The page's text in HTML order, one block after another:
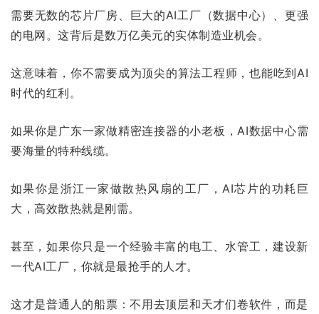
需要无数的芯片厂房、巨大的AI工厂（数据中心）、更强
的电网。这背后是数万亿美元的实体制造业机会。
这意味着，你不需要成为顶尖的算法工程师，也能吃到AI
时代的红利。
如果你是广东一家做精密连接器的小老板，AI数据中心需
要海量的特种线缆。
如果你是浙江一家做散热风扇的工厂，AI芯片的功耗巨
大，高效散热就是刚需。
甚至，如果你只是一个经验丰富的电工、水管工，建设新
一代AI工厂，你就是最抢手的人才。
这才是普通人的船票：不用去顶层和天才们卷软件，而是